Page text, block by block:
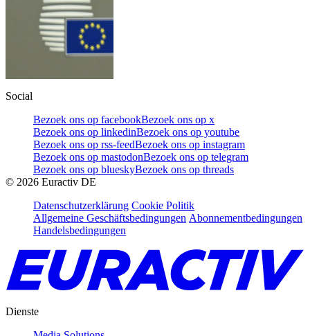
Social
Bezoek ons op facebookBezoek ons op x
Bezoek ons op linkedinBezoek ons op youtube
Bezoek ons op rss-feedBezoek ons op instagram
Bezoek ons op mastodonBezoek ons op telegram
Bezoek ons op blueskyBezoek ons op threads
© 2026 Euractiv DE
Datenschutzerklärung Cookie Politik
Allgemeine Geschäftsbedingungen Abonnementbedingungen
Handelsbedingungen
Dienste